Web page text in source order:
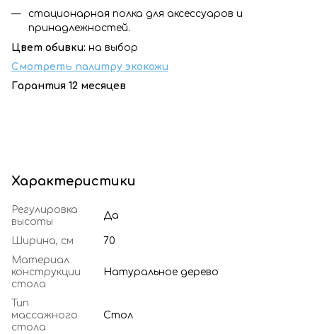
стационарная полка для аксессуаров и
принадлежностей.
Цвет обивки: на выбор
Смотреть палитру экокожи
Гарантия 12 месяцев
Характеристики
Регулировка
высоты
Да
Ширина, см
70
Материал
конструкции
стола
Натуральное дерево
Тип
массажного
стола
Стол